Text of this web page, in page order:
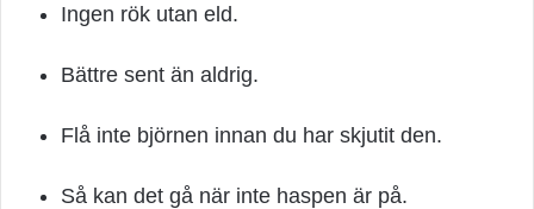
Ingen rök utan eld.
Bättre sent än aldrig.
Flå inte björnen innan du har skjutit den.
Så kan det gå när inte haspen är på.